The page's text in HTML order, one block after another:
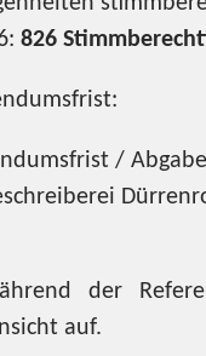
826
/
der
auf.